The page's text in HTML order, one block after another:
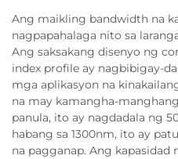
Ang maikling bandwidth na
nagpapahalaga nito sa
Ang saksakang disenyo ng
index profile ay nagbibigay-
mga aplikasyon na
na may kamangha-
panula, ito ay nagdadala ng
habang sa 1300nm, ito ay
na pagganap. Ang